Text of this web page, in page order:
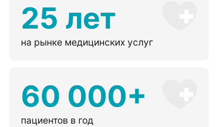
25 лет
на рынке медицинских услуг
60 000+
пациентов в год